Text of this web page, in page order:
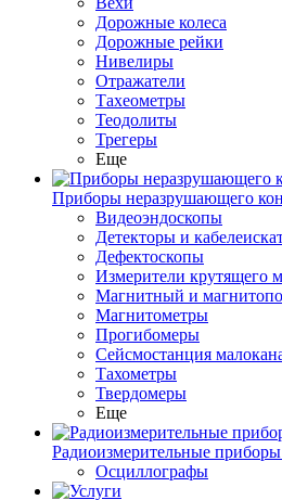
Дорожные колеса
Дорожные рейки
Нивелиры
Отражатели
Тахеометры
Теодолиты
Трегеры
Еще
Приборы неразрушающего
Видеоэндоскопы
Детекторы и
Дефектоскопы
Измерители крутящего
Магнитный и
Магнитометры
Прогибомеры
Сейсмостанция
Тахометры
Твердомеры
Еще
Радиоизмерительные
Осциллографы